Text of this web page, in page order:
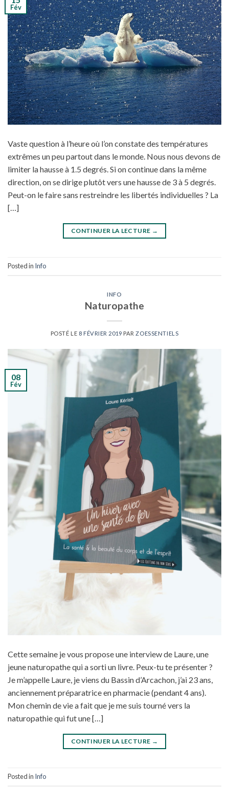
Fév
Vaste question à l’heure où l’on constate des températures
extrêmes un peu partout dans le monde. Nous nous devons de
limiter la hausse à 1.5 degrés. Si on continue dans la même
direction, on se dirige plutôt vers une hausse de 3 à 5 degrés.
Peut-on le faire sans restreindre les libertés individuelles ? La
[…]
CONTINUER LA LECTURE →
Posted in Info
INFO
Naturopathe
POSTÉ LE 8 FÉVRIER 2019 PARZOESSENTIELS
08
Fév
Cette semaine je vous propose une interview de Laure, une
jeune naturopathe qui a sorti un livre. Peux-tu te présenter ?
Je m’appelle Laure, je viens du Bassin d’Arcachon, j’ai 23 ans,
anciennement préparatrice en pharmacie (pendant 4 ans).
Mon chemin de vie a fait que je me suis tourné vers la
naturopathie qui fut une […]
CONTINUER LA LECTURE →
Posted in Info